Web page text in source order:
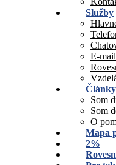
Služby
E-
Články
Som
Som
O
Mapa
2%